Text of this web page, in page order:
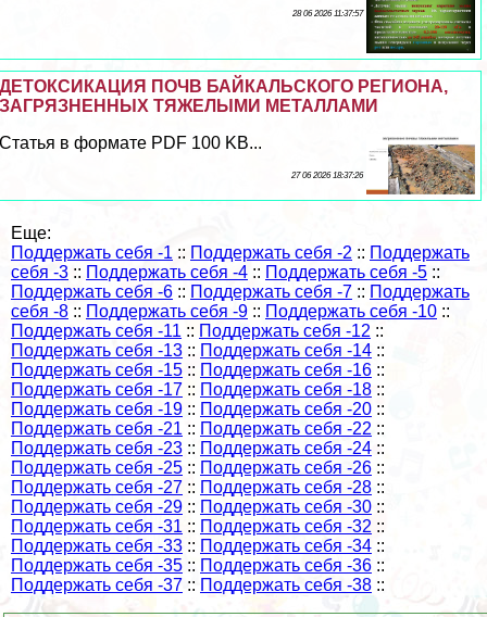
28 06 2026 11:37:57
ДЕТОКСИКАЦИЯ ПОЧВ БАЙКАЛЬСКОГО РЕГИОНА,
ЗАГРЯЗНЕННЫХ ТЯЖЕЛЫМИ МЕТАЛЛАМИ
Статья в формате PDF 100 KB...
27 06 2026 18:37:26
Еще:
Поддержать себя -1 :: Поддержать себя -2 :: Поддержать
себя -3 :: Поддержать себя -4 :: Поддержать себя -5 ::
Поддержать себя -6 :: Поддержать себя -7 :: Поддержать
себя -8 :: Поддержать себя -9 :: Поддержать себя -10 ::
Поддержать себя -11 :: Поддержать себя -12 ::
Поддержать себя -13 :: Поддержать себя -14 ::
Поддержать себя -15 :: Поддержать себя -16 ::
Поддержать себя -17 :: Поддержать себя -18 ::
Поддержать себя -19 :: Поддержать себя -20 ::
Поддержать себя -21 :: Поддержать себя -22 ::
Поддержать себя -23 :: Поддержать себя -24 ::
Поддержать себя -25 :: Поддержать себя -26 ::
Поддержать себя -27 :: Поддержать себя -28 ::
Поддержать себя -29 :: Поддержать себя -30 ::
Поддержать себя -31 :: Поддержать себя -32 ::
Поддержать себя -33 :: Поддержать себя -34 ::
Поддержать себя -35 :: Поддержать себя -36 ::
Поддержать себя -37 :: Поддержать себя -38 ::